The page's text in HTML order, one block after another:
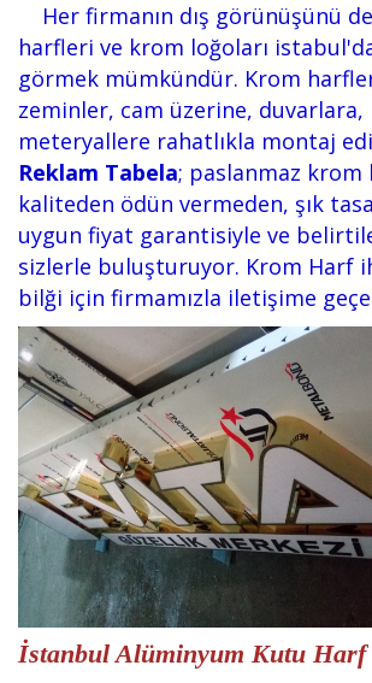
Her firmanın dış görünüşünü
harfleri ve krom loğoları istabul'da
görmek mümkündür. Krom
zeminler, cam üzerine,
meteryallere rahatlıkla montaj
Reklam Tabela; paslanmaz krom
kaliteden ödün vermeden, şık
uygun fiyat garantisiyle ve
sizlerle buluşturuyor. Krom Harf
bilği için firmamızla iletişime
İstanbul Alüminyum Kutu Harf